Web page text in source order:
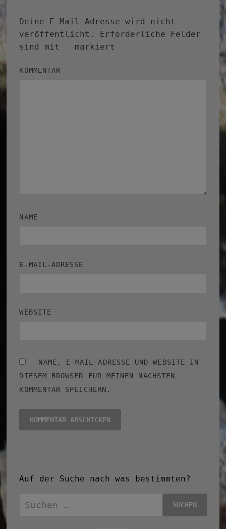
Deine E-Mail-Adresse wird nicht
veröffentlicht.
Erforderliche Felder
sind mit
markiert
KOMMENTAR
NAME
E-MAIL-ADRESSE
WEBSITE
NAME, E-MAIL-ADRESSE UND WEBSITE IN
DIESEM BROWSER FÜR MEINEN NÄCHSTEN
KOMMENTAR SPEICHERN.
Auf der Suche nach was bestimmten?
Suchen